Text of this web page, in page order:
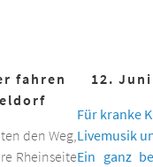
fahren
den Weg,
Rheinseite
12. Juni
Für kranke
Livemusik
Ein ganz